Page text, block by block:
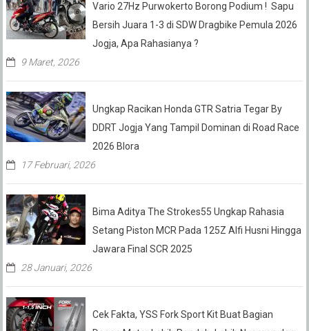
Vario 27Hz Purwokerto Borong Podium ! Sapu
Bersih Juara 1-3 di SDW Dragbike Pemula 2026
Jogja, Apa Rahasianya ?
9 Maret, 2026
Ungkap Racikan Honda GTR Satria Tegar By
DDRT Jogja Yang Tampil Dominan di Road Race
2026 Blora
17 Februari, 2026
Bima Aditya The Strokes55 Ungkap Rahasia
Setang Piston MCR Pada 125Z Alfi Husni Hingga
Jawara Final SCR 2025
28 Januari, 2026
Cek Fakta, YSS Fork Sport Kit Buat Bagian